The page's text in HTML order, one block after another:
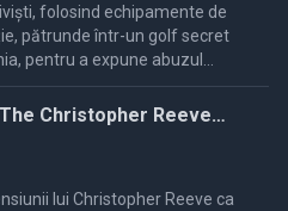
folosind echipamente de
pătrunde într-un golf secret
pentru a expune abuzul
și pericolele grave
Christopher Reeve
lui Christopher Reeve ca